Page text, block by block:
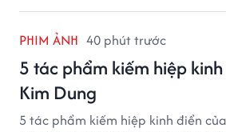
PHIM ẢNH 40 phút trước
5 tác phẩm kiếm hiệp
Kim Dung
5 tác phẩm kiếm hiệp kinh điển